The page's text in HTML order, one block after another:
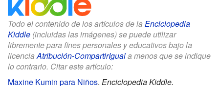
Todo el contenido de los artículos de la Enciclopedia
Kiddle (incluidas las imágenes) se puede utilizar
libremente para fines personales y educativos bajo la
licenciaAtribución-CompartirIguala menos que se indique
lo contrario. Citar este artículo:
Maxine Kumin para Niños. Enciclopedia Kiddle.